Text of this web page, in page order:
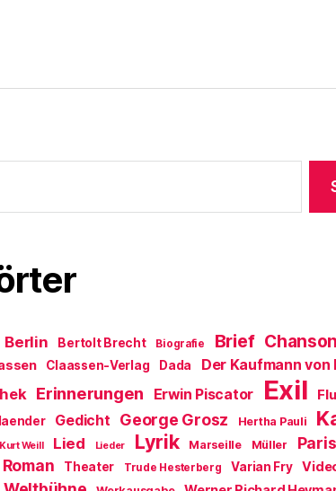
Berlin Bertolt Brecht Biografie Brief Chanson
Claassen-Verlag Dada Der Kaufmann von
Erinnerungen Erwin Piscator Exil
Gedicht George Grosz Hertha Pauli
Kurt Weill Lied Lieder Lyrik Marseille Müller Paris
Roman Theater Trude Hesterberg Varian Fry